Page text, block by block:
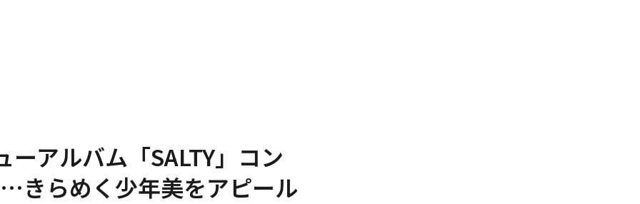
アルバム「SALTY」コン
きらめく少年美をアピール